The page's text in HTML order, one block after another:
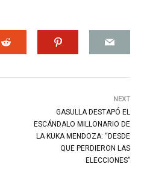
NEXT
GASULLA DESTAPÓ EL
ESCÁNDALO MILLONARIO DE
LA KUKA MENDOZA: “DESDE
QUE PERDIERON LAS
ELECCIONES”